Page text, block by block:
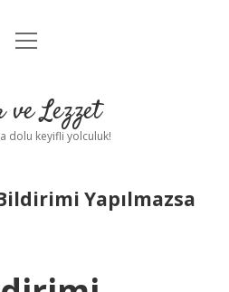
Anasayfa
Uyarı
menüyü
ve Lezzet
dolu keyifli yolculuk!
Yapılmazsa